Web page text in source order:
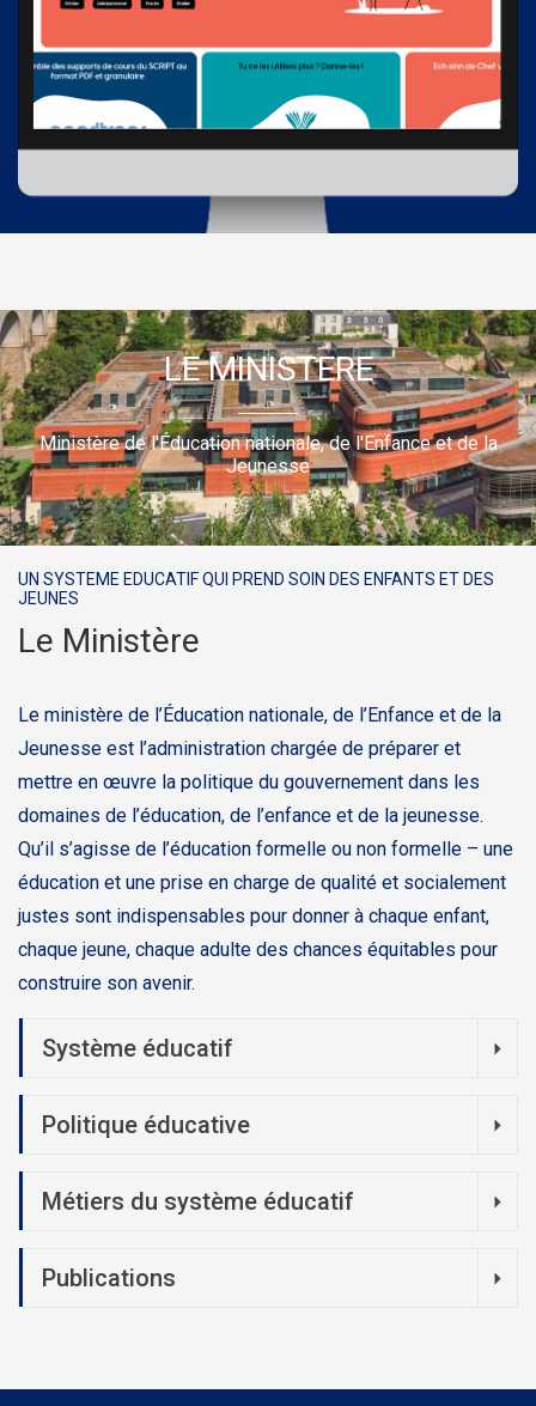
UN SYSTEME EDUCATIF QUI PREND SOIN DES ENFANTS ET DES
JEUNES
Le Ministère
Le ministère de l’Éducation nationale, de l’Enfance et de la
Jeunesse est l’administration chargée de préparer et
mettre en œuvre la politique du gouvernement dans les
domaines de l’éducation, de l’enfance et de la jeunesse.
Qu’il s’agisse de l’éducation formelle ou non formelle – une
éducation et une prise en charge de qualité et socialement
justes sont indispensables pour donner à chaque enfant,
chaque jeune, chaque adulte des chances équitables pour
construire son avenir.
Système éducatif
Politique éducative
Métiers du système éducatif
Publications
LE MINISTERE
Ministère de l'Éducation nationale, de l'Enfance et de la
Jeunesse